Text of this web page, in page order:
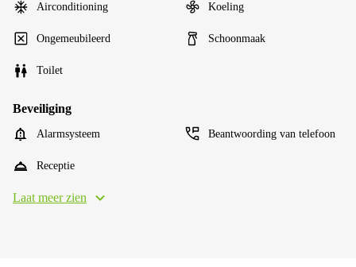
Airconditioning Koeling
Ongemeubileerd Schoonmaak
Toilet
Beveiliging
Alarmsysteem Beantwoording van telefoon
Receptie
Laat meer zien